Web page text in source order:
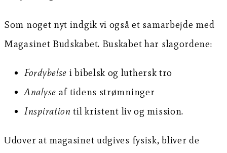
Som noget nyt indgik vi også et samarbejde med
Magasinet Budskabet. Buskabet har slagordene:
Fordybelse i bibelsk og luthersk tro
Analyse af tidens strømninger
Inspiration til kristent liv og mission.
Udover at magasinet udgives fysisk, bliver de